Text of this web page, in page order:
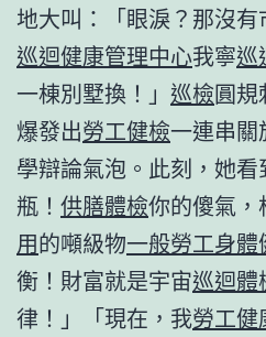
地大叫：「眼淚？那沒有
巡迴健康管理中心我寧巡
一棟別墅換！」 巡檢圓規
爆發出勞工健檢一連串
學辯論氣泡。此刻，她
瓶！ 供膳體檢你的傻氣
用的噸級物一般勞工身體
衡！財富就是宇宙巡迴體
律！」「現在，我勞工健